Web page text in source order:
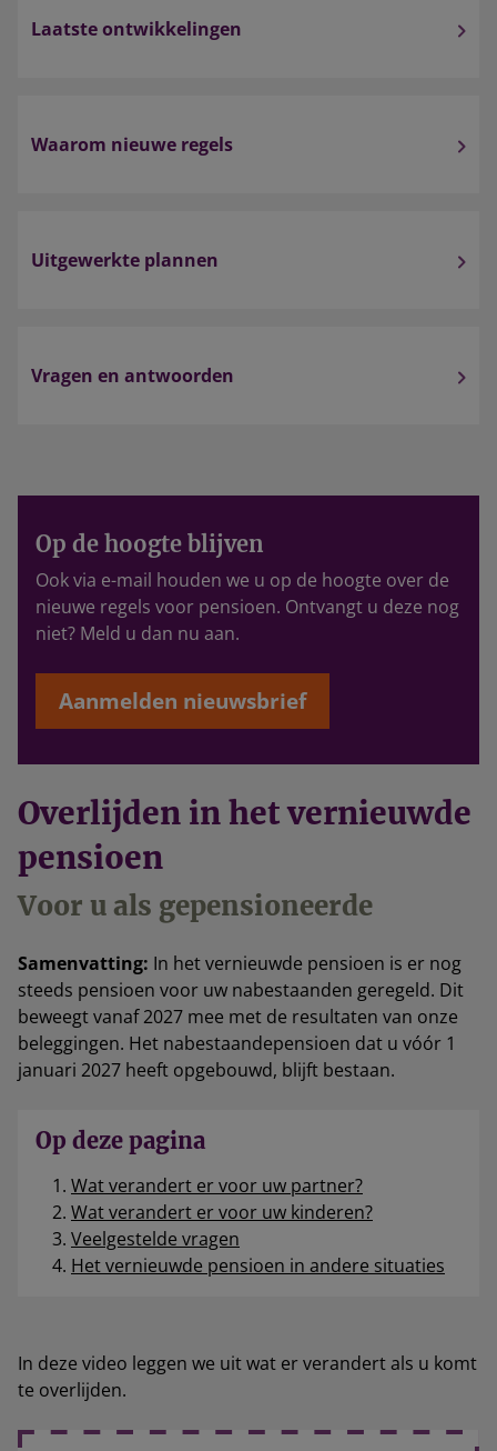
Laatste ontwikkelingen
Waarom nieuwe regels
Uitgewerkte plannen
Vragen en antwoorden
Op de hoogte blijven
Ook via e-mail houden we u op de hoogte over de
nieuwe regels voor pensioen. Ontvangt u deze nog
niet? Meld u dan nu aan.
Aanmelden nieuwsbrief
Overlijden in het vernieuwde
pensioen
Voor u als gepensioneerde
Samenvatting: In het vernieuwde pensioen is er nog
steeds pensioen voor uw nabestaanden geregeld. Dit
beweegt vanaf 2027 mee met de resultaten van onze
beleggingen. Het nabestaandepensioen dat u vóór 1
januari 2027 heeft opgebouwd, blijft bestaan.
Op deze pagina
Wat verandert er voor uw partner?
Wat verandert er voor uw kinderen?
Veelgestelde vragen
Het vernieuwde pensioen in andere situaties
In deze video leggen we uit wat er verandert als u komt
te overlijden.